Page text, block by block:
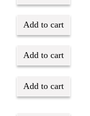
Add to cart
Add to cart
Add to cart